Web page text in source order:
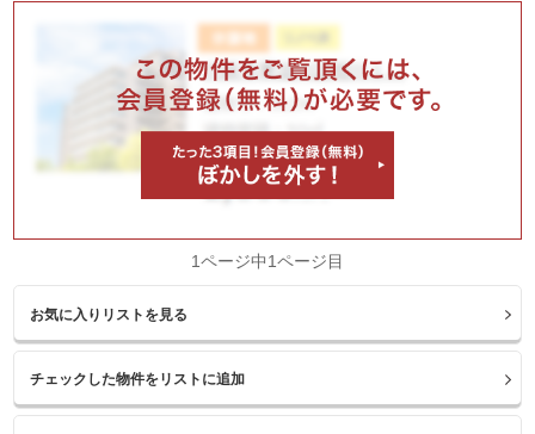
1ページ中1ページ目
お気に入りリストを見る